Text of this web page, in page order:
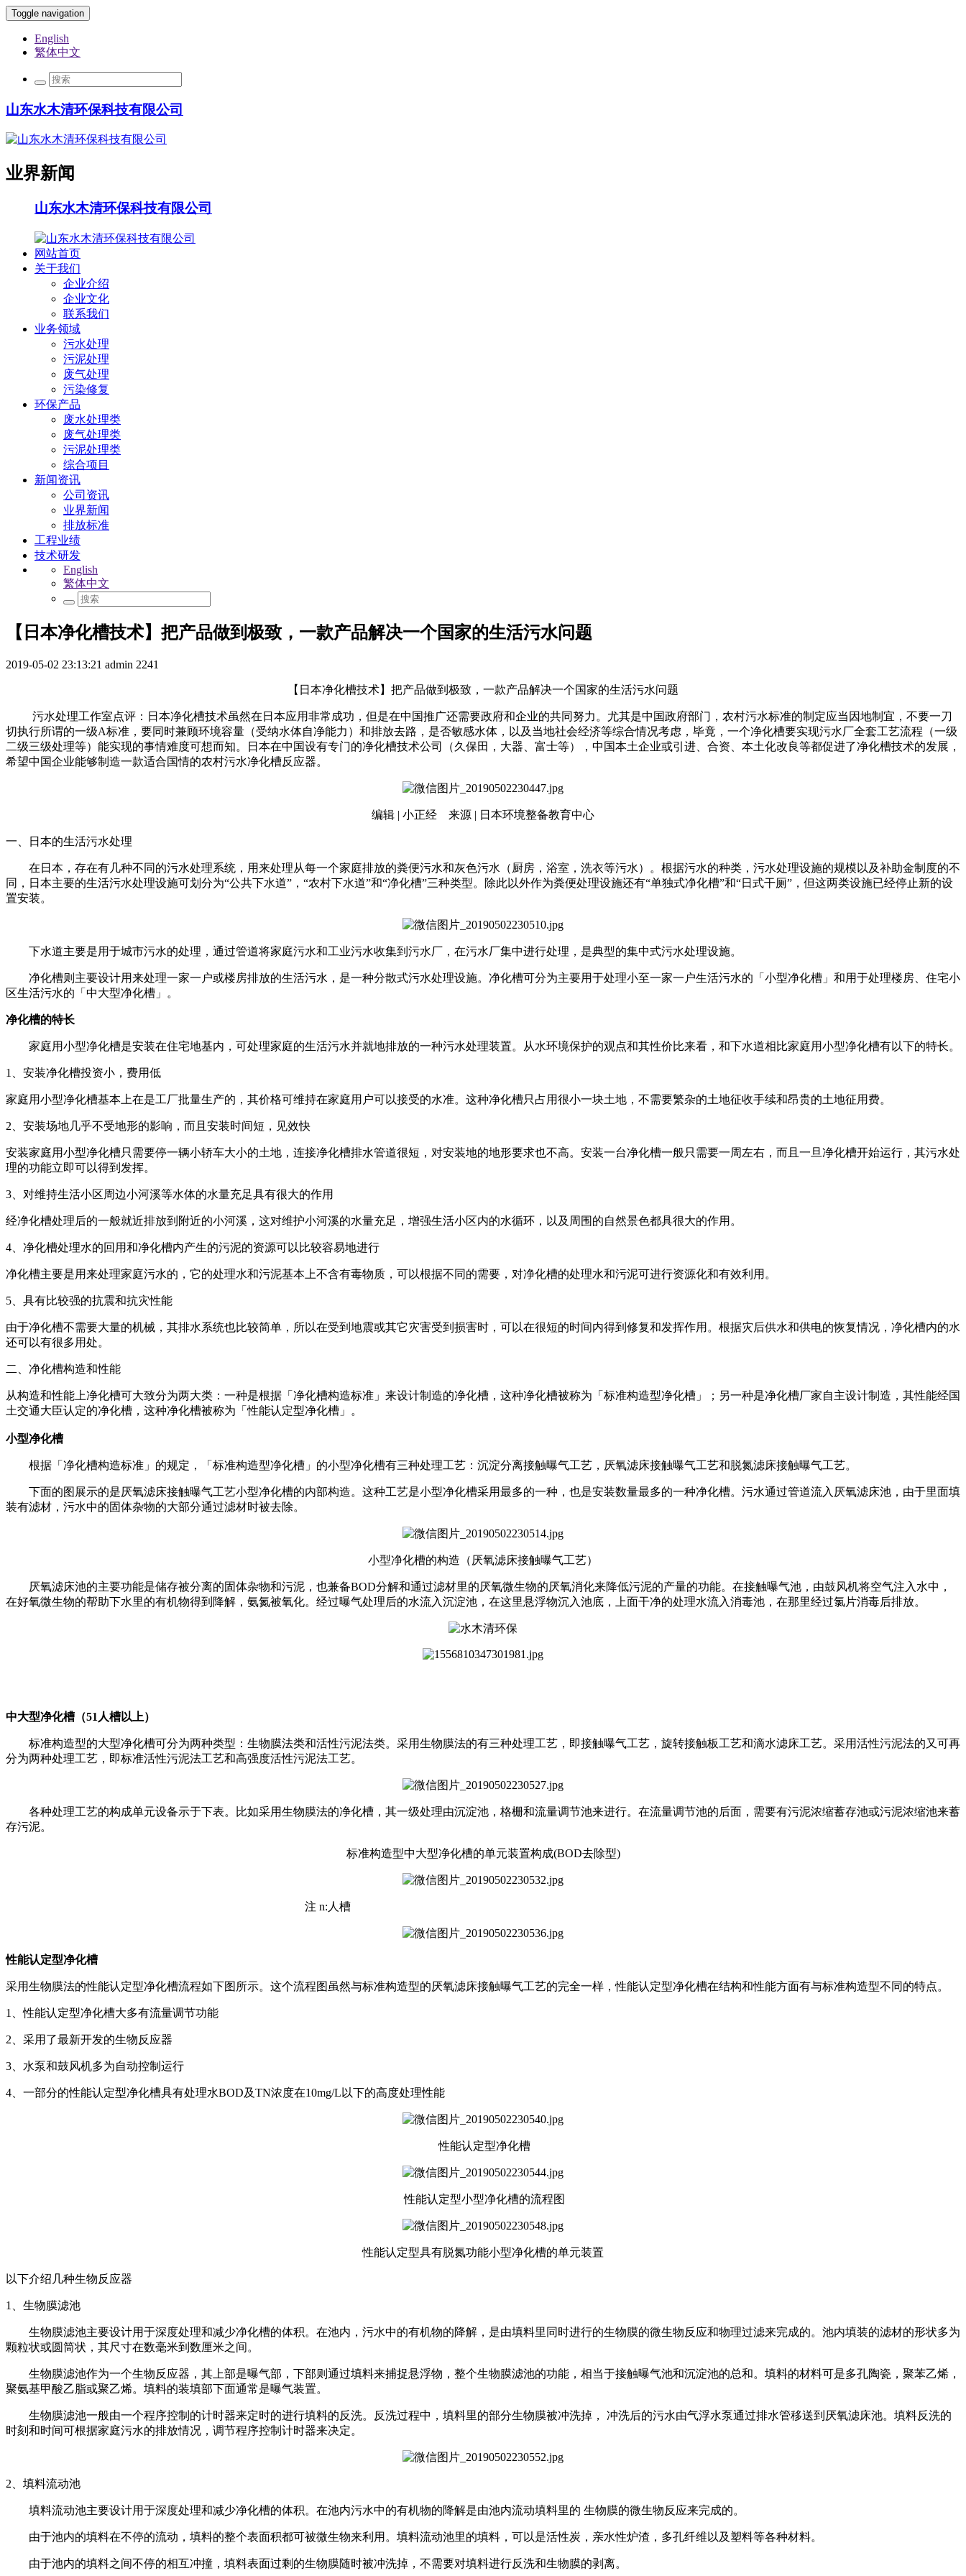
Toggle navigation
English
繁体中文
山东水木清环保科技有限公司
业界新闻
山东水木清环保科技有限公司
网站首页
关于我们
企业介绍
企业文化
联系我们
业务领域
污水处理
污泥处理
废气处理
污染修复
环保产品
废水处理类
废气处理类
污泥处理类
综合项目
新闻资讯
公司资讯
业界新闻
排放标准
工程业绩
技术研发
English
繁体中文
【日本净化槽技术】把产品做到极致，一款产品解决一个国家的生活污水问题
2019-05-02 23:13:21 admin 2241
【日本净化槽技术】把产品做到极致，一款产品解决一个国家的生活污水问题
污水处理工作室点评：日本净化槽技术虽然在日本应用非常成功，但是在中国推广还需要政府和企业的共同努力。尤其是中国政府部门，农村污水标准的制定应当因地制宜，不要一刀
切执行所谓的一级A标准，要同时兼顾环境容量（受纳水体自净能力）和排放去路，是否敏感水体，以及当地社会经济等综合情况考虑，毕竟，一个净化槽要实现污水厂全套工艺流程（一级
二级三级处理等）能实现的事情难度可想而知。日本在中国设有专门的净化槽技术公司（久保田，大器、富士等），中国本土企业或引进、合资、本土化改良等都促进了净化槽技术的发展，
希望中国企业能够制造一款适合国情的农村污水净化槽反应器。
编辑 | 小正经 来源 | 日本环境整备教育中心
一、日本的生活污水处理
在日本，存在有几种不同的污水处理系统，用来处理从每一个家庭排放的粪便污水和灰色污水（厨房，浴室，洗衣等污水）。根据污水的种类，污水处理设施的规模以及补助金制度的不
同，日本主要的生活污水处理设施可划分为“公共下水道”，“农村下水道”和“净化槽”三种类型。除此以外作为粪便处理设施还有“单独式净化槽”和“日式干厕”，但这两类设施已经停止新的设
置安装。
下水道主要是用于城市污水的处理，通过管道将家庭污水和工业污水收集到污水厂，在污水厂集中进行处理，是典型的集中式污水处理设施。
净化槽则主要设计用来处理一家一户或楼房排放的生活污水，是一种分散式污水处理设施。净化槽可分为主要用于处理小至一家一户生活污水的「小型净化槽」和用于处理楼房、住宅小
区生活污水的「中大型净化槽」。
净化槽的特长
家庭用小型净化槽是安装在住宅地基内，可处理家庭的生活污水并就地排放的一种污水处理装置。从水环境保护的观点和其性价比来看，和下水道相比家庭用小型净化槽有以下的特长。
1、安装净化槽投资小，费用低
家庭用小型净化槽基本上在是工厂批量生产的，其价格可维持在家庭用户可以接受的水准。这种净化槽只占用很小一块土地，不需要繁杂的土地征收手续和昂贵的土地征用费。
2、安装场地几乎不受地形的影响，而且安装时间短，见效快
安装家庭用小型净化槽只需要停一辆小轿车大小的土地，连接净化槽排水管道很短，对安装地的地形要求也不高。安装一台净化槽一般只需要一周左右，而且一旦净化槽开始运行，其污水处
理的功能立即可以得到发挥。
3、对维持生活小区周边小河溪等水体的水量充足具有很大的作用
经净化槽处理后的一般就近排放到附近的小河溪，这对维护小河溪的水量充足，增强生活小区内的水循环，以及周围的自然景色都具很大的作用。
4、净化槽处理水的回用和净化槽内产生的污泥的资源可以比较容易地进行
净化槽主要是用来处理家庭污水的，它的处理水和污泥基本上不含有毒物质，可以根据不同的需要，对净化槽的处理水和污泥可进行资源化和有效利用。
5、具有比较强的抗震和抗灾性能
由于净化槽不需要大量的机械，其排水系统也比较简单，所以在受到地震或其它灾害受到损害时，可以在很短的时间内得到修复和发挥作用。根据灾后供水和供电的恢复情况，净化槽内的水
还可以有很多用处。
二、净化槽构造和性能
从构造和性能上净化槽可大致分为两大类：一种是根据「净化槽构造标准」来设计制造的净化槽，这种净化槽被称为「标准构造型净化槽」；另一种是净化槽厂家自主设计制造，其性能经国
土交通大臣认定的净化槽，这种净化槽被称为「性能认定型净化槽」。
小型净化槽
根据「净化槽构造标准」的规定，「标准构造型净化槽」的小型净化槽有三种处理工艺：沉淀分离接触曝气工艺，厌氧滤床接触曝气工艺和脱氮滤床接触曝气工艺。
下面的图展示的是厌氧滤床接触曝气工艺小型净化槽的内部构造。这种工艺是小型净化槽采用最多的一种，也是安装数量最多的一种净化槽。污水通过管道流入厌氧滤床池，由于里面填
装有滤材，污水中的固体杂物的大部分通过滤材时被去除。
小型净化槽的构造（厌氧滤床接触曝气工艺）
厌氧滤床池的主要功能是储存被分离的固体杂物和污泥，也兼备BOD分解和通过滤材里的厌氧微生物的厌氧消化来降低污泥的产量的功能。在接触曝气池，由鼓风机将空气注入水中，
在好氧微生物的帮助下水里的有机物得到降解，氨氮被氧化。经过曝气处理后的水流入沉淀池，在这里悬浮物沉入池底，上面干净的处理水流入消毒池，在那里经过氯片消毒后排放。
中大型净化槽（51人槽以上）
标准构造型的大型净化槽可分为两种类型：生物膜法类和活性污泥法类。采用生物膜法的有三种处理工艺，即接触曝气工艺，旋转接触板工艺和滴水滤床工艺。采用活性污泥法的又可再
分为两种处理工艺，即标准活性污泥法工艺和高强度活性污泥法工艺。
各种处理工艺的构成单元设备示于下表。比如采用生物膜法的净化槽，其一级处理由沉淀池，格栅和流量调节池来进行。在流量调节池的后面，需要有污泥浓缩蓄存池或污泥浓缩池来蓄
存污泥。
标准构造型中大型净化槽的单元装置构成(BOD去除型)
注 n:人槽
性能认定型净化槽
采用生物膜法的性能认定型净化槽流程如下图所示。这个流程图虽然与标准构造型的厌氧滤床接触曝气工艺的完全一样，性能认定型净化槽在结构和性能方面有与标准构造型不同的特点。
1、性能认定型净化槽大多有流量调节功能
2、采用了最新开发的生物反应器
3、水泵和鼓风机多为自动控制运行
4、一部分的性能认定型净化槽具有处理水BOD及TN浓度在10mg/L以下的高度处理性能
性能认定型净化槽
性能认定型小型净化槽的流程图
性能认定型具有脱氮功能小型净化槽的单元装置
以下介绍几种生物反应器
1、生物膜滤池
生物膜滤池主要设计用于深度处理和减少净化槽的体积。在池内，污水中的有机物的降解，是由填料里同时进行的生物膜的微生物反应和物理过滤来完成的。池内填装的滤材的形状多为
颗粒状或圆筒状，其尺寸在数毫米到数厘米之间。
生物膜滤池作为一个生物反应器，其上部是曝气部，下部则通过填料来捕捉悬浮物，整个生物膜滤池的功能，相当于接触曝气池和沉淀池的总和。填料的材料可是多孔陶瓷，聚苯乙烯，
聚氨基甲酸乙脂或聚乙烯。填料的装填部下面通常是曝气装置。
生物膜滤池一般由一个程序控制的计时器来定时的进行填料的反洗。反洗过程中，填料里的部分生物膜被冲洗掉， 冲洗后的污水由气浮水泵通过排水管移送到厌氧滤床池。填料反洗的
时刻和时间可根据家庭污水的排放情况，调节程序控制计时器来决定。
2、填料流动池
填料流动池主要设计用于深度处理和减少净化槽的体积。在池内污水中的有机物的降解是由池内流动填料里的 生物膜的微生物反应来完成的。
由于池内的填料在不停的流动，填料的整个表面积都可被微生物来利用。填料流动池里的填料，可以是活性炭，亲水性炉渣，多孔纤维以及塑料等各种材料。
由于池内的填料之间不停的相互冲撞，填料表面过剩的生物膜随时被冲洗掉，不需要对填料进行反洗和生物膜的剥离。